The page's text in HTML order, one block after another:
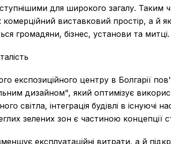
для широкого загалу.
виставковий простір, а й
громадяни, бізнес, установи та митці.
експозиційного центру в Болгарії
дизайном", який оптимізує
світла, інтеграція будівлі в існуючі
зелених зон є частиною концепції
експлуатаційні витрати, а й